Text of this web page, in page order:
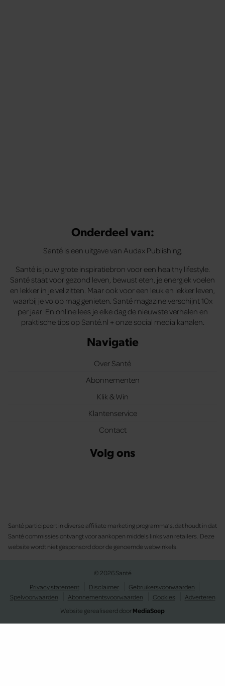
Onderdeel van:
Santé is een uitgave van Audax Publishing.
Santé is jouw grote inspiratiebron voor een healthy lifestyle.
Santé staat voor gezond leven, bewust eten, je energiek voelen
en lekker in je vel zitten. Maar ook voor een leuk en lekker leven,
waarbij je volop mag genieten. Santé magazine verschijnt 10x
per jaar. En online lees je elke dag de nieuwste verhalen en
praktische tips op Santé.nl + onze social media kanalen.
Navigatie
Over Santé
Abonnementen
Klik & Win
Klantenservice
Contact
Volg ons
Santé participeert in diverse affiliate marketing programma’s, dat houdt in dat
Santé commissies ontvangt voor aankopen middels links van retailers. Deze
website wordt niet gesponsord door de genoemde webwinkels.
© 2026 Santé
Privacy statement
Disclaimer
Gebruikersvoorwaarden
Spelvoorwaarden
Abonnementsvoorwaarden Cookies
Adverteren
Website gerealiseerd doorMediaSoep